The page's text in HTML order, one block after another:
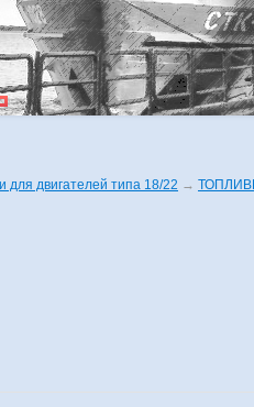
для двигателей типа 18/22 →